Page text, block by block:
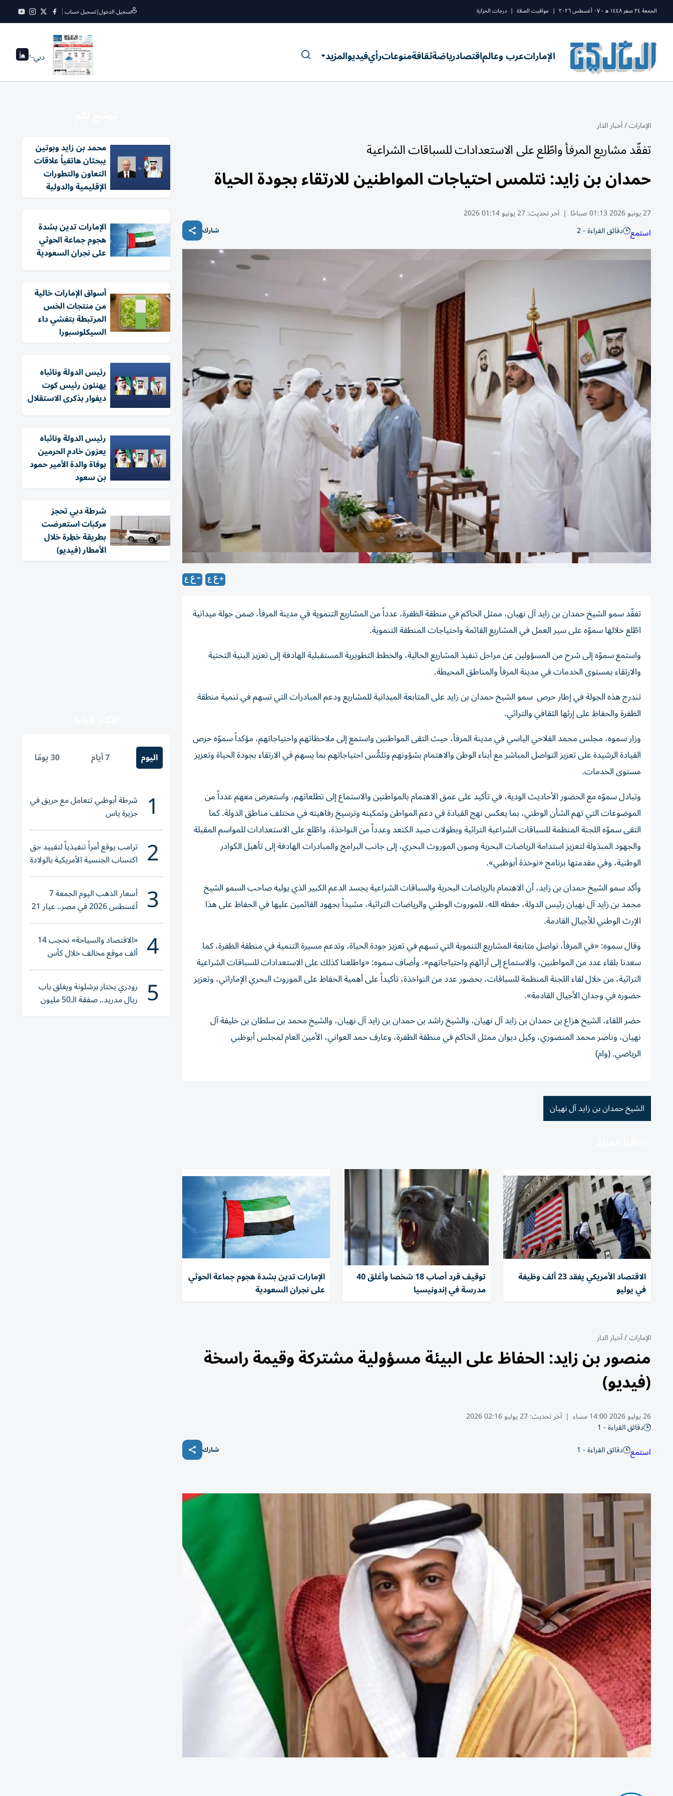
الجمعة ٢٤ صفر ١٤٤٨ ه - ٠٧ أغسطس ٢٠٢٦ | مواقيت الصلاة | درجات الحرارة تسجيل الدخول|تسجيل حساب
الإماراتعرب وعالماقتصادرياضةثقافةمنوعاترأيفيديوالمزيد دبي--°
الإمارات/أخبار الدار
تفقّد مشاريع المرفأ واطّلع على الاستعدادات للسباقات الشراعية
حمدان بن زايد: نتلمس احتياجات المواطنين للارتقاء بجودة الحياة
27 يونيو 2026 01:13 صباحًا | آخر تحديث:27 يونيو 01:14 2026
استمع دقائق القراءة - 2 شارك
تفقّد سمو الشيخ حمدان بن زايد آل نهيان، ممثل الحاكم في منطقة الظفرة، عدداً من المشاريع التنموية في مدينة المرفأ، ضمن جولة ميدانية
اطّلع خلالها سموّه على سير العمل في المشاريع القائمة واحتياجات المنطقة التنموية.
واستمع سموّه إلى شرح من المسؤولين عن مراحل تنفيذ المشاريع الحالية، والخطط التطويرية المستقبلية الهادفة إلى تعزيز البنية التحتية
والارتقاء بمستوى الخدمات في مدينة المرفأ والمناطق المحيطة.
تندرج هذه الجولة في إطار حرص سمو الشيخ حمدان بن زايد على المتابعة الميدانية للمشاريع ودعم المبادرات التي تسهم في تنمية منطقة
الظفرة والحفاظ على إرثها الثقافي والتراثي.
وزار سموه، مجلس محمد الفلاحي الياسي في مدينة المرفأ، حيث التقى المواطنين واستمع إلى ملاحظاتهم واحتياجاتهم، مؤكداً سموّه حرص
القيادة الرشيدة على تعزيز التواصل المباشر مع أبناء الوطن والاهتمام بشؤونهم وتلمُّس احتياجاتهم بما يسهم في الارتقاء بجودة الحياة وتعزيز
مستوى الخدمات.
وتبادل سموّه مع الحضور الأحاديث الودية، في تأكيد على عمق الاهتمام بالمواطنين والاستماع إلى تطلعاتهم، واستعرض معهم عدداً من
الموضوعات التي تهم الشأن الوطني، بما يعكس نهج القيادة في دعم المواطن وتمكينه وترسيخ رفاهيته في مختلف مناطق الدولة. كما
التقى سموّه اللجنة المنظمة للسباقات الشراعية التراثية وبطولات صيد الكنعد وعدداً من النواخذة، واطّلع على الاستعدادات للمواسم المقبلة
والجهود المبذولة لتعزيز استدامة الرياضات البحرية وصون الموروث البحري، إلى جانب البرامج والمبادرات الهادفة إلى تأهيل الكوادر
الوطنية، وفي مقدمتها برنامج «نوخذة أبوظبي».
وأكد سمو الشيخ حمدان بن زايد، أن الاهتمام بالرياضات البحرية والسباقات الشراعية يجسد الدعم الكبير الذي يوليه صاحب السمو الشيخ
محمد بن زايد آل نهيان رئيس الدولة، حفظه الله، للموروث الوطني والرياضات التراثية، مشيداً بجهود القائمين عليها في الحفاظ على هذا
الإرث الوطني للأجيال القادمة.
وقال سموه: «في المرفأ، نواصل متابعة المشاريع التنموية التي تسهم في تعزيز جودة الحياة، وتدعم مسيرة التنمية في منطقة الظفرة، كما
سعدنا بلقاء عدد من المواطنين، والاستماع إلى آرائهم واحتياجاتهم». وأضاف سموه: «واطلعنا كذلك على الاستعدادات للسباقات الشراعية
التراثية، من خلال لقاء اللجنة المنظمة للسباقات، بحضور عدد من النواخذة، تأكيداً على أهمية الحفاظ على الموروث البحري الإماراتي، وتعزيز
حضوره في وجدان الأجيال القادمة».
حضر اللقاء، الشيخ هزاع بن حمدان بن زايد آل نهيان، والشيخ راشد بن حمدان بن زايد آل نهيان، والشيخ محمد بن سلطان بن خليفة آل
نهيان، وناصر محمد المنصوري، وكيل ديوان ممثل الحاكم في منطقة الظفرة، وعارف حمد العواني، الأمين العام لمجلس أبوظبي
الرياضي. (وام)
الشيخ حمدان بن زايد آل نهيان
الاقتصاد الأمريكي يفقد 23 ألف وظيفة
في يوليو
توقيف قرد أصاب 18 شخصا وأغلق 40
مدرسة في إندونيسيا
الإمارات تدين بشدة هجوم جماعة الحوثي
على نجران السعودية
الإمارات/أخبار الدار
منصور بن زايد: الحفاظ على البيئة مسؤولية مشتركة وقيمة راسخة
(فيديو)
26 يوليو 2026 14:00 مساء | آخر تحديث:27 يوليو 02:16 2026
دقائق القراءة - 1
استمع دقائق القراءة - 1 شارك
محمد بن زايد وبوتين
يبحثان هاتفياً علاقات
التعاون والتطورات
الإقليمية والدولية
الإمارات تدين بشدة
هجوم جماعة الحوثي
على نجران السعودية
أسواق الإمارات خالية
من منتجات الخس
المرتبطة بتفشي داء
السيكلوسبورا
رئيس الدولة ونائباه
يهنئون رئيس كوت
ديفوار بذكرى الاستقلال
رئيس الدولة ونائباه
يعزون خادم الحرمين
بوفاة والدة الأمير حمود
بن سعود
شرطة دبي تحجز
مركبات استعرضت
بطريقة خطِرة خلال
الأمطار (فيديو)
اليوم 7 أيام 30 يومًا
1 شرطة أبوظبي تتعامل مع حريق في
جزيرة ياس
2 ترامب يوقع أمراً تنفيذياً لتقييد حق
اكتساب الجنسية الأمريكية بالولادة
3 أسعار الذهب اليوم الجمعة 7
أغسطس 2026 في مصر.. عيار 21
يقترب من هذا الرقم
4 «الاقتصاد والسياحة» تحجب 14
ألف موقع مخالف خلال كأس
العالم 2026
5 رودري يختار برشلونة ويغلق باب
ريال مدريد.. صفقة الـ50 مليون